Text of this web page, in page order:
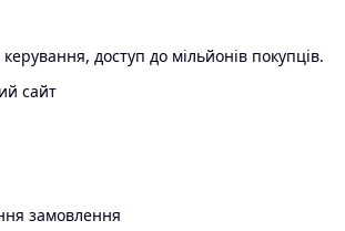
доступ до мільйонів покупців.
сайт
замовлення